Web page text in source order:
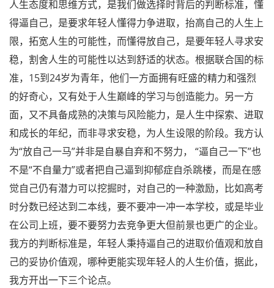
人生态度和思维方式，是我们做选择时背后的判断标准，懂
得逼自己，是要求年轻人懂得力争进取，抬高自己的人生上
限，拓宽人生的可能性，而懂得放自己，是要年轻人寻求安
稳，割舍人生的可能性以达到舒适的状态。根据联合国的标
准，15到24岁为青年，他们一方面拥有旺盛的精力和强烈
的好奇心，又有处于人生巅峰的学习与创造能力。另一方
面，又不具备成熟的决策与风险能力，是人生中探索、进取
和成长的年纪，而非寻求安稳，为人生设限的阶段。我方认
为“放自己一马”并非是自暴自弃和不努力， “逼自己一下”也
不是“不自量力”或者把自己逼到抑郁症自杀跳楼，而是在感
觉自己仍有潜力可以挖掘时，对自己的一种激励，比如高考
时分数已经达到二本线，要不要冲一冲一本学校，或是毕业
在公司上班，要不要努力去竞争更大但前景也更广的企业。
我方的判断标准是，年轻人秉持逼自己的进取价值观和放自
己的妥协价值观，哪种更能实现年轻人的人生价值，据此，
我方开出一下三个论点。